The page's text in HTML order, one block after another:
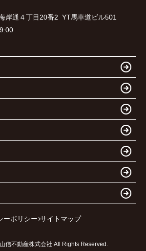
岸通４丁目20番2 YT馬車道ビル501
ーポリシー サイトマップ
信不動産株式会社 All Rights Reserved.